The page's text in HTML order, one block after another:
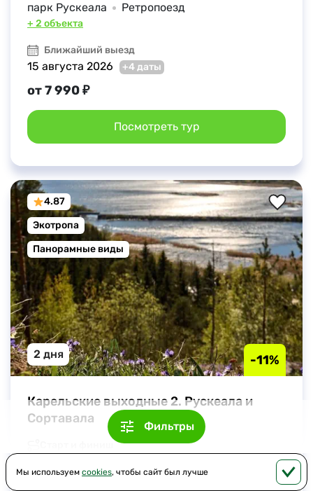
Фильтры
парк Рускеала Ретропоезд
+ 2 объекта
Ближайший выезд
15 августа 2026 +4 даты
от 7 990 ₽
Посмотреть тур
4.87
Экотропа
Панорамные виды
2 дня -11%
Карельские выходные 2. Рускеала и
Сортавала
Что вас ждет
Мы используем cookies, чтобы сайт был лучше